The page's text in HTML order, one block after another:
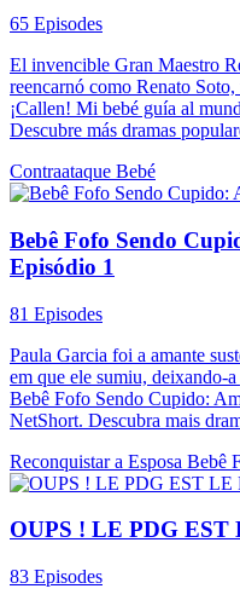
65 Episodes
El invencible Gran Maestro
reencarnó como Renato
¡Callen! Mi bebé guía al
Descubre más dramas
Contraataque Bebé
Bebê Fofo Sendo
Episódio 1
81 Episodes
Paula Garcia foi a amante
em que ele sumiu, deixando-
Bebê Fofo Sendo Cupido:
NetShort. Descubra mais
Reconquistar a Esposa Bebê
OUPS ! LE PDG
83 Episodes